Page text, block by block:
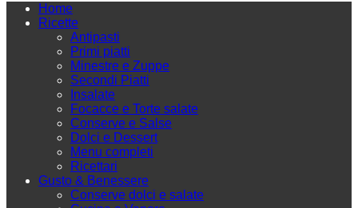
Home
Ricette
Antipasti
Primi piatti
Minestre e Zuppe
Secondi Piatti
Insalate
Focacce e Torte salate
Conserve e Salse
Dolci e Dessert
Menu completi
Ricettari
Gusto & Benessere
Conserve dolci e salate